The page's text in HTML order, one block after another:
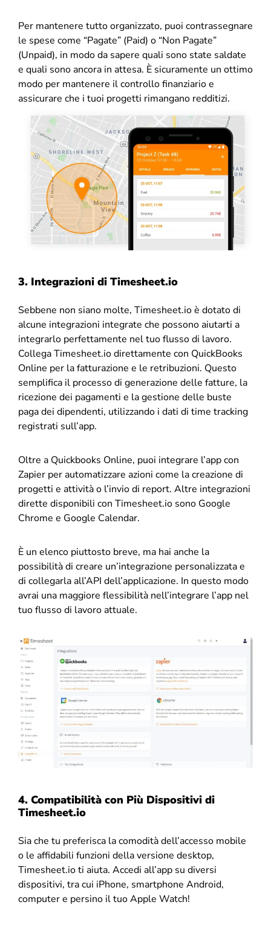
Per mantenere tutto organizzato, puoi contrassegnare
le spese come “Pagate” (Paid) o “Non Pagate”
(Unpaid), in modo da sapere quali sono state saldate
e quali sono ancora in attesa. È sicuramente un ottimo
modo per mantenere il controllo finanziario e
assicurare che i tuoi progetti rimangano redditizi.
3. Integrazioni di Timesheet.io
Sebbene non siano molte, Timesheet.io è dotato di
alcune integrazioni integrate che possono aiutarti a
integrarlo perfettamente nel tuo flusso di lavoro.
Collega Timesheet.io direttamente con QuickBooks
Online per la fatturazione e le retribuzioni. Questo
semplifica il processo di generazione delle fatture, la
ricezione dei pagamenti e la gestione delle buste
paga dei dipendenti, utilizzando i dati di time tracking
registrati sull’app.
Oltre a Quickbooks Online, puoi integrare l’app con
Zapier per automatizzare azioni come la creazione di
progetti e attività o l’invio di report. Altre integrazioni
dirette disponibili con Timesheet.io sono Google
Chrome e Google Calendar.
È un elenco piuttosto breve, ma hai anche la
possibilità di creare un’integrazione personalizzata e
di collegarla all’API dell’applicazione. In questo modo
avrai una maggiore flessibilità nell’integrare l’app nel
tuo flusso di lavoro attuale.
4. Compatibilità con Più Dispositivi di
Timesheet.io
Sia che tu preferisca la comodità dell’accesso mobile
o le affidabili funzioni della versione desktop,
Timesheet.io ti aiuta. Accedi all’app su diversi
dispositivi, tra cui iPhone, smartphone Android,
computer e persino il tuo Apple Watch!